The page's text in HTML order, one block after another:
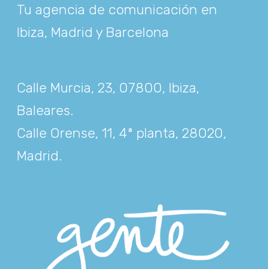
Tu agencia de comunicación en
Ibiza, Madrid y Barcelona
Calle Murcia, 23, 07800, Ibiza,
Baleares.
Calle Orense, 11, 4ª planta, 28020,
Madrid.